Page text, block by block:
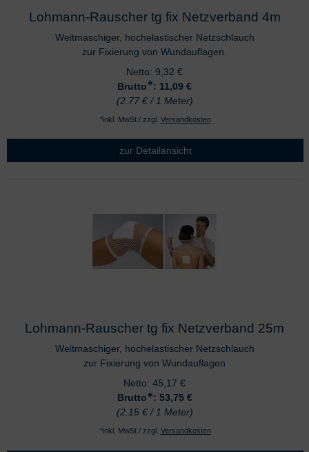
Lohmann-Rauscher tg fix Netzverband 4m
Weitmaschiger, hochelastischer Netzschlauch
zur Fixierung von Wundauflagen.
Netto: 9,32 €
Brutto∗: 11,09 €
(2.77 € / 1 Meter)
*inkl. MwSt./ zzgl. Versandkosten
zur Detailansicht
Lohmann-Rauscher tg fix Netzverband 25m
Weitmaschiger, hochelastischer Netzschlauch
zur Fixierung von Wundauflagen
Netto: 45,17 €
Brutto∗: 53,75 €
(2.15 € / 1 Meter)
*inkl. MwSt./ zzgl. Versandkosten